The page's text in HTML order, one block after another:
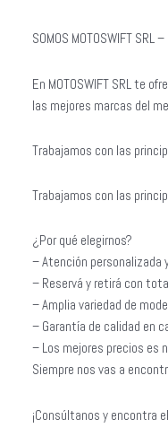
SOMOS MOTOSWIFT SRL
En MOTOSWIFT SRL te
las mejores marcas del
Trabajamos con las
Trabajamos con las
¿Por qué elegirnos?
– Atención personalizada
– Reservá y retirá con
– Amplia variedad de
– Garantía de calidad en
– Los mejores precios es
Siempre nos vas a
¡Consúltanos y encontra